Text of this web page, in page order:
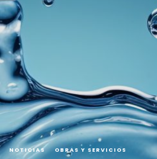
NOTICIAS OBRAS Y SERVICIOS